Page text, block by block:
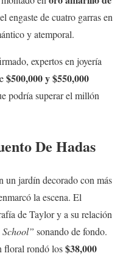
engaste de cuatro garras en
y atemporal.
expertos en joyería
$500,000 y $550,000
podría superar el millón
De Hadas
un jardín decorado con más
la escena. El
de Taylor y a su relación
sonando de fondo.
floral rondó los$38,000